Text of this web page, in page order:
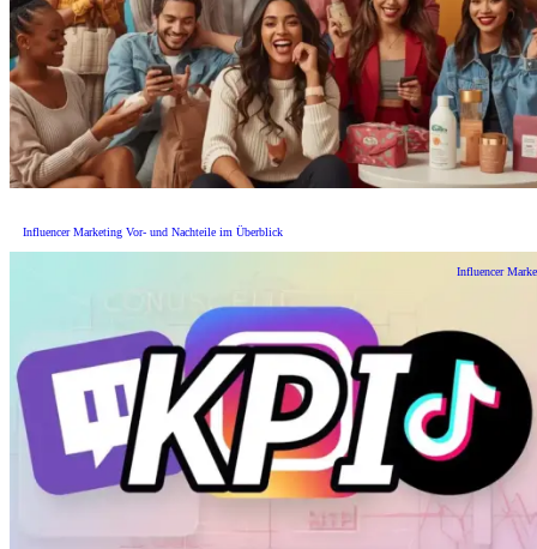
Influencer Marketing Vor- und Nachteile im Überblick
Influencer